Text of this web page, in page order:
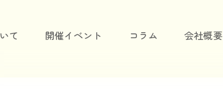
て 開催イベント コラム 会社概要